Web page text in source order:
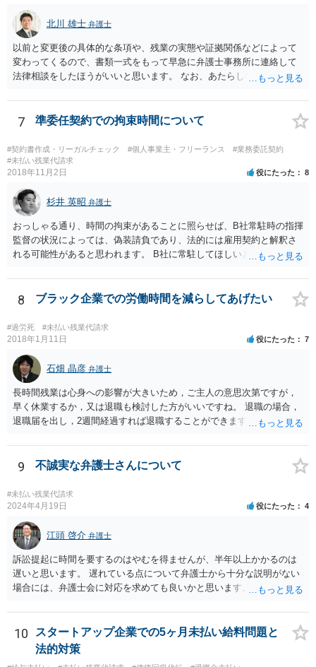
日時•場所、開催された勉強会の内容、出された課題、提出した課題の
回答等を証拠として押さえておくことが考えられます。 職場を管轄
している労働基準監督署に相談してみる、労働局のあっせんを利用し
てみる方法もあろうかと思います。厚労省サイトの参考情報もご紹介
しておきます。 【参考】厚労省サイト 労働時間の考え方:「研修・教
育訓練」等の取扱い https://www.mhlw.go.jp/content/000556972.pdf
北川 雄士 弁護士
以前と変更後の具体的な条項や、残業の実態や証拠関係などによって
変わってくるので、書類一式をもって早急に弁護士事務所に連絡して
法律相談をしたほうがいいと思います。 なお、あたらしい雇用契約書
の回答でも述べた通り、時間が経つほどにこちらの不利益になる可能
性があるので、あたらしい書面にサインせず、すぐに弁護士に相談す
7 準委任契約での拘束時間について
#契約書作成・リーガルチェック #個人事業主・フリーランス
#業務委託契約
#未払い残業代請求
2018年11月2日 役にたった 8
杉井 英昭 弁護士
おっしゃる通り、時間の拘束があることに照らせば、B社常駐時の指揮
監督の状況によっては、偽装請負であり、法的には雇用契約と解釈さ
れる可能性があると思われます。 B社に常駐してほしいと先方が求め
ば、折衷的な提案として、「突発的な質問に対応できるように、基本
的には１０時〜１９時はできるだけB社にいるよう努力はします。た
し、B社常駐時であっても本件以外の仕事もさせてもらうことになりま
す。」というものが考えられます。 その提案すら断られるようであれ
ば、ちょっと危険な会社だというシグナルと考えるべきでしょう。
8 ブラック企業での労働時間を減らしてあげたい
#過労死 #未払い残業代請求
2018年1月11日 役にたった 7
石畑 晶彦 弁護士
長時間残業は心身への影響が大きいため，ご主人の意思次第ですが，
早く休業するか，又は退職も検討した方がいいですね。 退職の場合，
退職届を出し，2週間経過すれば退職することができます。これは会社
であれば，十分な引き継ぎを行った上で，退職することで後々のトラ
ブルは防ぐことが可能です。
9 不誠実な弁護士さんについて
#未払い残業代請求
2024年4月19日 役にたった 4
江頭 啓介 弁護士
訴訟提起に時間を要するのはやむを得ませんが、半年以上かかるのは
遅いと思います。 遅れている点について弁護士から十分な説明がない
場合には、弁護士会に対応を求めても良いかと思います。
10
スタートアップ企業での5ヶ月未払い給料問題と
法的対策